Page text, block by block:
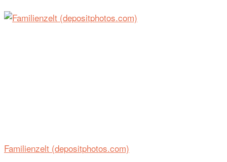
Familienzelt (depositphotos.com)